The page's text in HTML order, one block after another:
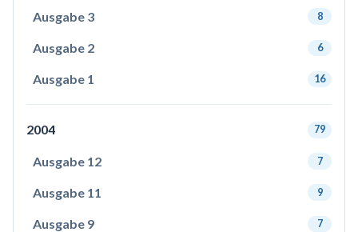
Ausgabe 3 8
Ausgabe 2 6
Ausgabe 1 16
2004 79
Ausgabe 12 7
Ausgabe 11 9
Ausgabe 9 7